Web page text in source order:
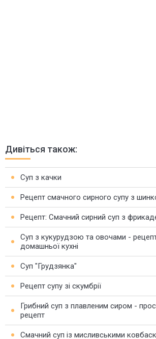
Дивіться також:
Суп з качки
Рецепт смачного сирного супу з
Рецепт: Смачний сирний суп з
Суп з кукурудзою та овочами -
домашньої кухні
Суп "Грудзянка"
Рецепт супу зі скумбрії
Грибний суп з плавленим сиром -
рецепт
Смачний суп із мисливськими